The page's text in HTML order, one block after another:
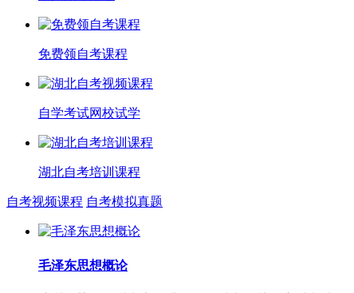
免费领自考课程
自学考试网校试学
湖北自考培训课程
自考视频课程 自考模拟真题
毛泽东思想概论